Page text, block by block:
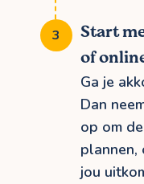
Start
of
Ga je
Dan
op om
plannen,
jou